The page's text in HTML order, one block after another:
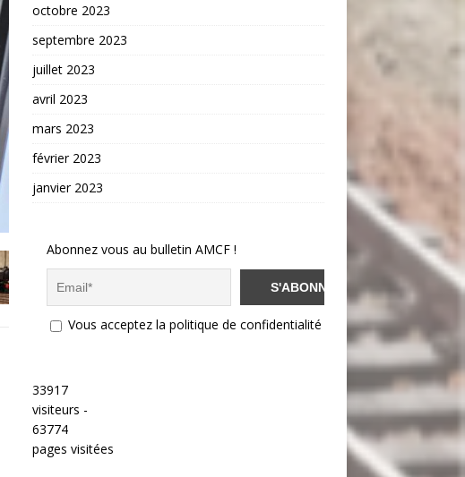
octobre 2023
septembre 2023
juillet 2023
avril 2023
mars 2023
février 2023
janvier 2023
Abonnez vous au bulletin AMCF !
Vous acceptez la politique de confidentialité
33917
visiteurs -
63774
pages visitées